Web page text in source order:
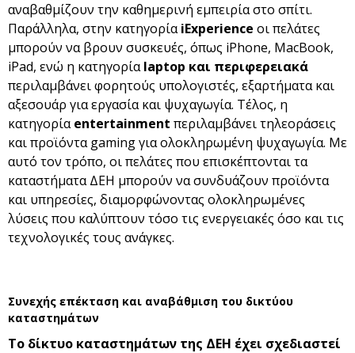
αναβαθμίζουν την καθημερινή εμπειρία στο σπίτι.
Παράλληλα, στην κατηγορίαiExperience οι πελάτες
μπορούν να βρουν συσκευές, όπως iPhone, MacBook,
iPad, ενώ η κατηγορίαlaptop και περιφερειακά
περιλαμβάνει φορητούς υπολογιστές, εξαρτήματα και
αξεσουάρ για εργασία και ψυχαγωγία. Τέλος, η
κατηγορίαentertainment περιλαμβάνει τηλεοράσεις
και προϊόντα gaming για ολοκληρωμένη ψυχαγωγία. Με
αυτό τον τρόπο, οι πελάτες που επισκέπτονται τα
καταστήματα ΔΕΗ μπορούν να συνδυάζουν προϊόντα
και υπηρεσίες, διαμορφώνοντας ολοκληρωμένες
λύσεις που καλύπτουν τόσο τις ενεργειακές όσο και τις
τεχνολογικές τους ανάγκες.
Συνεχής επέκταση και αναβάθμιση του δικτύου
καταστημάτων
Το δίκτυο καταστημάτων της ΔΕΗ έχει σχεδιαστεί